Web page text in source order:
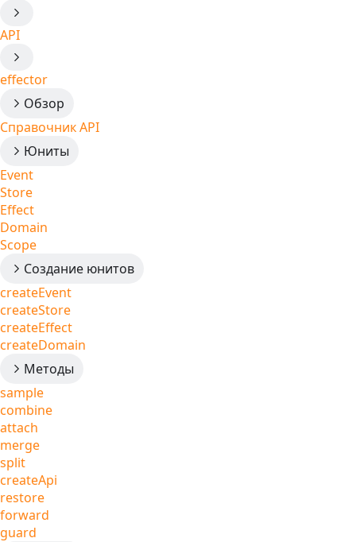
API
effector
Обзор
Справочник API
Юниты
Event
Store
Effect
Domain
Scope
Создание юнитов
createEvent
createStore
createEffect
createDomain
Методы
sample
combine
attach
merge
split
createApi
restore
forward
guard